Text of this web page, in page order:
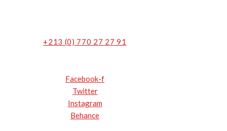
+213 (0) 770 27 27 91
Facebook-f
Twitter
Instagram
Behance